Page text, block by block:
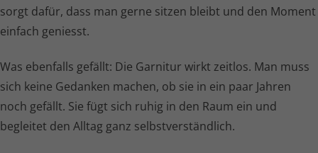
sorgt dafür, dass man gerne sitzen bleibt und den Moment
einfach geniesst.
Was ebenfalls gefällt: Die Garnitur wirkt zeitlos. Man muss
sich keine Gedanken machen, ob sie in ein paar Jahren
noch gefällt. Sie fügt sich ruhig in den Raum ein und
begleitet den Alltag ganz selbst­ver­ständ­lich.